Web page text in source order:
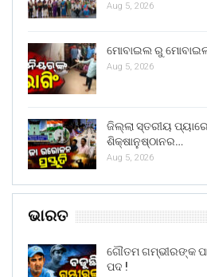
Aug 5, 2026
ମୋବାଇଲ ରୁ
Aug 5, 2026
ଜିଲ୍ଲା ସ୍ତରୀୟ
ଶିକ୍ଷାନୁଷ୍ଠାନର…
Aug 5, 2026
ଭାରତ
ଗୌତମ ଗମ୍ଭୀରଙ୍କ
ପଦ !